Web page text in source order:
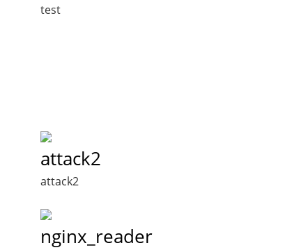
test
attack2
attack2
nginx_reader